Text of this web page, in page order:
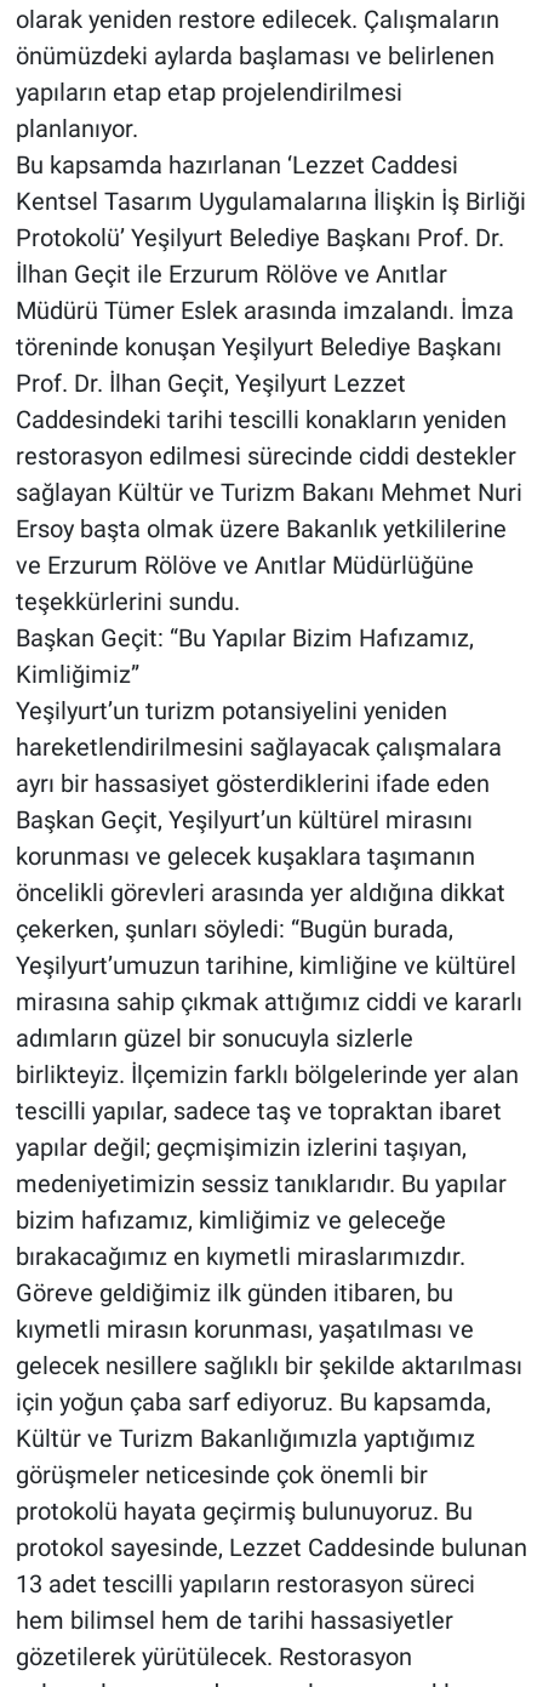
olarak yeniden restore edilecek. Çalışmaların
önümüzdeki aylarda başlaması ve belirlenen
yapıların etap etap projelendirilmesi
planlanıyor.
Bu kapsamda hazırlanan ‘Lezzet Caddesi
Kentsel Tasarım Uygulamalarına İlişkin İş Birliği
Protokolü’ Yeşilyurt Belediye Başkanı Prof. Dr.
İlhan Geçit ile Erzurum Rölöve ve Anıtlar
Müdürü Tümer Eslek arasında imzalandı. İmza
töreninde konuşan Yeşilyurt Belediye Başkanı
Prof. Dr. İlhan Geçit, Yeşilyurt Lezzet
Caddesindeki tarihi tescilli konakların yeniden
restorasyon edilmesi sürecinde ciddi destekler
sağlayan Kültür ve Turizm Bakanı Mehmet Nuri
Ersoy başta olmak üzere Bakanlık yetkililerine
ve Erzurum Rölöve ve Anıtlar Müdürlüğüne
teşekkürlerini sundu.
Başkan Geçit: “Bu Yapılar Bizim Hafızamız,
Kimliğimiz”
Yeşilyurt’un turizm potansiyelini yeniden
hareketlendirilmesini sağlayacak çalışmalara
ayrı bir hassasiyet gösterdiklerini ifade eden
Başkan Geçit, Yeşilyurt’un kültürel mirasını
korunması ve gelecek kuşaklara taşımanın
öncelikli görevleri arasında yer aldığına dikkat
çekerken, şunları söyledi: “Bugün burada,
Yeşilyurt’umuzun tarihine, kimliğine ve kültürel
mirasına sahip çıkmak attığımız ciddi ve kararlı
adımların güzel bir sonucuyla sizlerle
birlikteyiz. İlçemizin farklı bölgelerinde yer alan
tescilli yapılar, sadece taş ve topraktan ibaret
yapılar değil; geçmişimizin izlerini taşıyan,
medeniyetimizin sessiz tanıklarıdır. Bu yapılar
bizim hafızamız, kimliğimiz ve geleceğe
bırakacağımız en kıymetli miraslarımızdır.
Göreve geldiğimiz ilk günden itibaren, bu
kıymetli mirasın korunması, yaşatılması ve
gelecek nesillere sağlıklı bir şekilde aktarılması
için yoğun çaba sarf ediyoruz. Bu kapsamda,
Kültür ve Turizm Bakanlığımızla yaptığımız
görüşmeler neticesinde çok önemli bir
protokolü hayata geçirmiş bulunuyoruz. Bu
protokol sayesinde, Lezzet Caddesinde bulunan
13 adet tescilli yapıların restorasyon süreci
hem bilimsel hem de tarihi hassasiyetler
gözetilerek yürütülecek. Restorasyon